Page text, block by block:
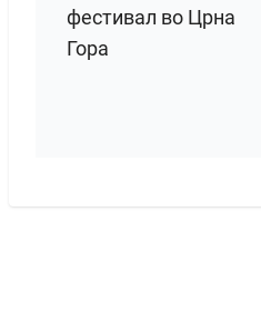
фестивал во Црна
Гора